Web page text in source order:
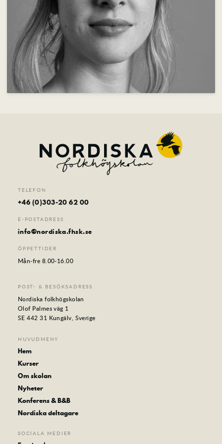
Nyheter
Konferens & B&B
Nordiska deltagare
Kontakt
TELEFON
+46 (0)303-20 62 00
E-POSTADRESS
info@nordiska.fhsk.se
ÖPPETTIDER
Mån-fre 8.00-16.00
POST- & BESÖKSADRESS
Nordiska folkhögskolan
Olof Palmes väg 1
SE 442 31 Kungälv, Sverige
HUVUDMENY
Hem
Kurser
Om skolan
Nyheter
Konferens & B&B
Nordiska deltagare
SOCIALA MEDIER